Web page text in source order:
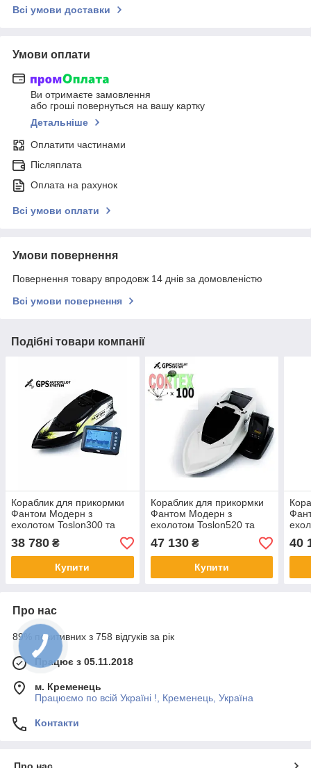
Всі умови доставки
Умови оплати
Ви отримаєте замовлення
або гроші повернуться на вашу картку
Детальніше
Оплатити частинами
Післяплата
Оплата на рахунок
Всі умови оплати
Умови повернення
Повернення товару впродовж 14 днів за домовленістю
Всі умови повернення
Подібні товари компанії
Кораблик для прикормки
Фантом Модерн з
ехолотом Toslon300 та
GPS автопілотом (V3_9+1)
Чорний з зеленими
наклейками
38 780 ₴
Купити
Кораблик для прикормки
Фантом Модерн з
ехолотом Toslon520 та
(Cortex_6+1) Білий
47 130₴
Купити
40
Про нас
89% позитивних з 758 відгуків за рік
Працює з 05.11.2018
м. Кременець
Працюємо по всій Україні !, Кременець, Україна
Контакти